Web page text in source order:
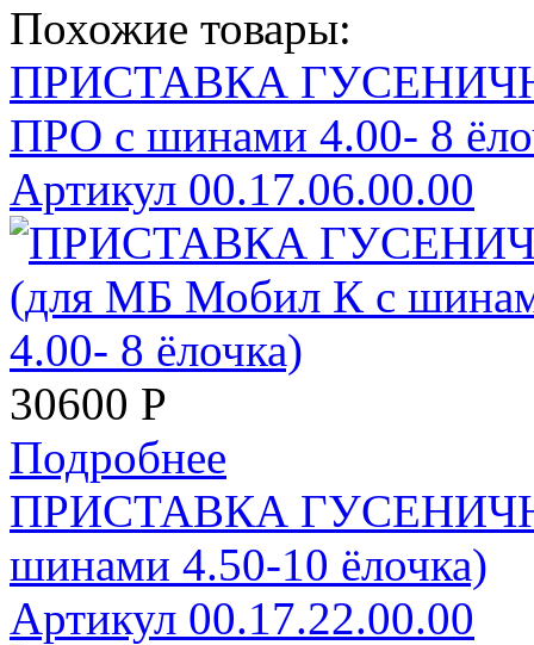
Похожие товары:
ПРИСТАВКА
ПРО с шинами 4.00- 8
Артикул 00.17.06.00.00
30600 Р
Подробнее
ПРИСТАВКА
шинами 4.50-10 ёлочка)
Артикул 00.17.22.00.00